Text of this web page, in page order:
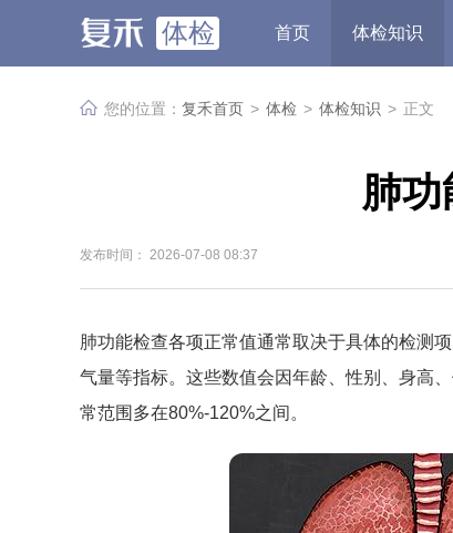
体检 首页 体检知识
您的位置： 复禾首页 > 体检 > 体检知识 > 正文
肺
发布时间： 2026-07-08 08:37
肺功能检查各项正常值通常取决于具体的检测
气量等指标。这些数值会因年龄、性别、身高
常范围多在80%-120%之间。